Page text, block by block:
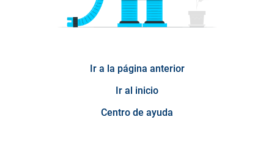
Ir a la página anterior
Ir al inicio
Centro de ayuda